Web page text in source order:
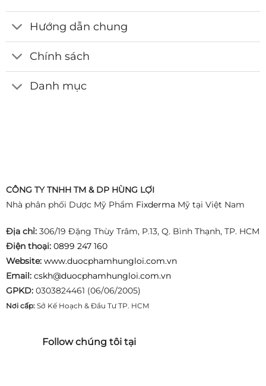
Hướng dẫn chung
Chính sách
Danh mục
CÔNG TY TNHH TM & DP HÙNG LỢI
Nhà phân phối Dược Mỹ Phẩm Fixderma Mỹ tại Việt Nam
Địa chỉ:306/19 Đặng Thùy Trâm, P.13, Q. Bình Thạnh, TP. HCM
Điện thoại: 0899 247 160
Website: www.duocphamhungloi.com.vn
Email: cskh@duocphamhungloi.com.vn
GPKD:0303824461 (06/06/2005)
Nơi cấp:Sở Kế Hoạch & Đầu Tư TP. HCM
Follow chúng tôi tại